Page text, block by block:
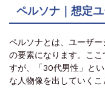
ペルソナ｜想定
ペルソナとは、ユーザ
の要素になります。こ
すが、「30代男性」と
な人物像を出していくこ